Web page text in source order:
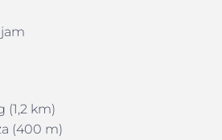
(1,2 km)
(400 m)